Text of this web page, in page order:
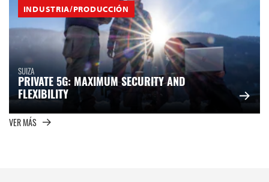
INDUSTRIA/PRODUCCIÓN
SUIZA
PRIVATE 5G: MAXIMUM SECURITY AND
FLEXIBILITY
VER MÁS